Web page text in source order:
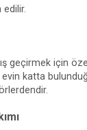
edilir.
için
evin katta